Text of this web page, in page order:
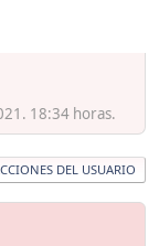
18:34 horas.
DEL USUARIO